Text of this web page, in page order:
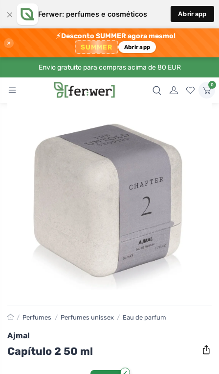
× Ferwer: perfumes e cosméticos Abrir app
×
⚡Desconto SUMMER agora mesmo!
SUMMER Abrir app
Envio gratuito para compras acima de 80 EUR
0
/ Perfumes / Perfumes unissex / Eau de parfum
Ajmal
Capítulo 2 50 ml